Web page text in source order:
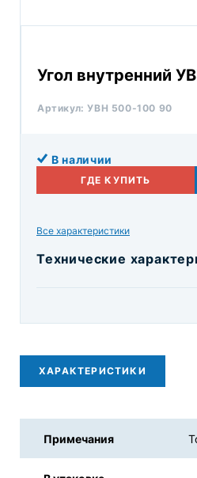
Угол внутренний
Артикул:УВН 500-100 90
В наличии
ГДЕ КУПИТЬ
Технические
Все характеристики
ХАРАКТЕРИСТИКИ
Примечания